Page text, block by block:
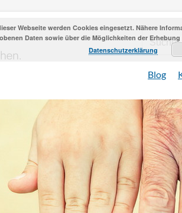
Blog
Webseite werden Cookies eingesetzt. Nähere
Daten sowie über die Möglichkeiten der
Datenschutzerklärung